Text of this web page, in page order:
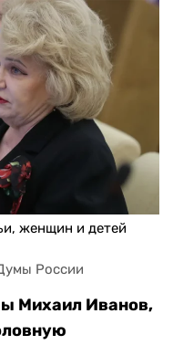
женщин и детей
России
Михаил Иванов,